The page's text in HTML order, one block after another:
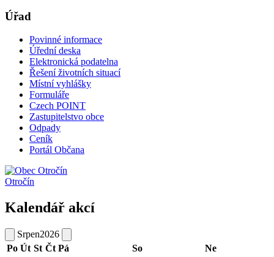
Úřad
Povinné informace
Úřední deska
Elektronická podatelna
Řešení životních situací
Místní vyhlášky
Formuláře
Czech POINT
Zastupitelstvo obce
Odpady
Ceník
Portál Občana
Otročín
Kalendář akcí
Srpen2026
Po Út St Čt Pá So
Ne